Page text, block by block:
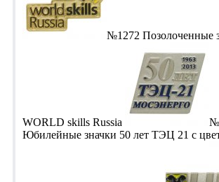
№1272 Позолоченные
WORLD skills Russia
Юбилейные значки 50 лет ТЭЦ 21 с